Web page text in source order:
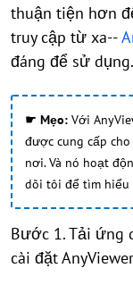
thuận tiện hơn
truy cập từ xa--
đáng để sử dụng.
☛ Mẹo: Với
được cung cấp
nơi. Và nó hoạt
dõi tôi để tìm hiểu
Bước 1. Tải ứng
cài đặt